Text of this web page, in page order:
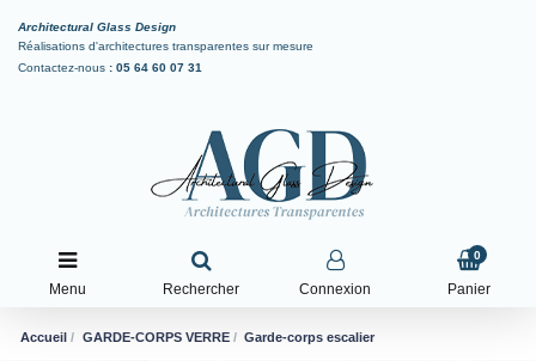
Architectural Glass Design
Réalisations d'architectures transparentes sur mesure
Contactez-nous : 05 64 60 07 31
Menu Rechercher Connexion
0
Panier
Accueil GARDE-CORPS VERRE Garde-corps escalier